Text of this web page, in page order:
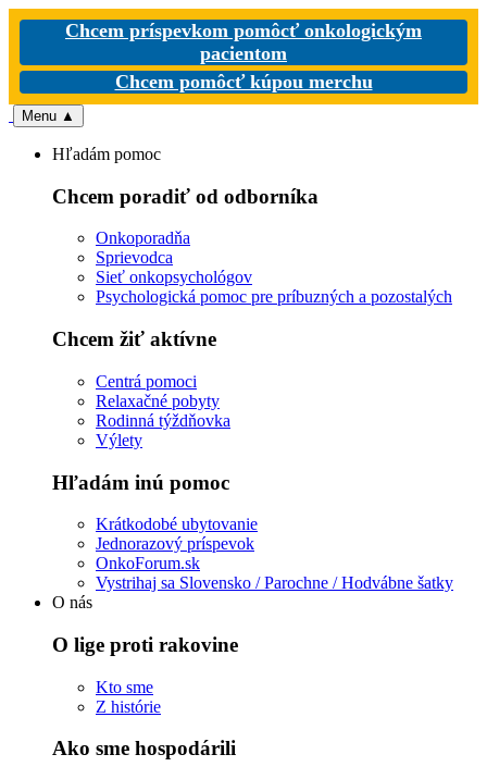
Chcem príspevkom pomôcť onkologickým
pacientom
Chcem pomôcť kúpou merchu
Menu ▲
Hľadám pomoc
Chcem poradiť od odborníka
Onkoporadňa
Sprievodca
Sieť onkopsychológov
Psychologická pomoc pre príbuzných a pozostalých
Chcem žiť aktívne
Centrá pomoci
Relaxačné pobyty
Rodinná týždňovka
Výlety
Hľadám inú pomoc
Krátkodobé ubytovanie
Jednorazový príspevok
OnkoForum.sk
Vystrihaj sa Slovensko / Parochne / Hodvábne šatky
O nás
O lige proti rakovine
Kto sme
Z histórie
Ako sme hospodárili